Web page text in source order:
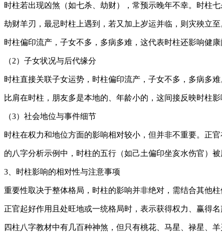
时柱若出现凶煞（如七杀、劫财），常预示晚年不幸。时柱
劫财羊刃，最忌时柱上遇到，若又加上岁运并临，则灾殃立
时柱偏印流产，子女不多，多病多难，这代表时柱还影响健康
（2）子女状况与后代缘分
时柱直接关联子女运势，时柱偏印流产，子女不多，多病多
比肩在时柱，朋友多是本地的、年龄小的，这间接反映时柱
（3）社会地位与事件细节
时柱在权力和地位方面的影响相对较小，但并非不重要。正
的八字分析示例中，时柱的五行（如己土偏印坐亥水伤官）
3、时柱影响的相对性与注意事项
重要性取决于整体格局，时柱的影响并非绝对，需结合其他柱
正官起好作用且处旺地或一统格局时，表示获得权力、赢得
四柱八字教材中有几百种神煞，但只有桃花、马星、禄星、